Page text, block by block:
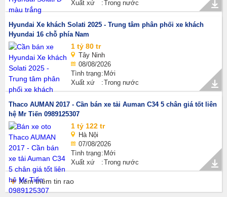
Xuất xứ
Trong nước
Hyundai Xe khách Solati 2025 - Trung tâm phân phối xe khách
Hyundai 16 chỗ phía Nam
1 tỷ 80 tr
Tây Ninh
08/08/2026
Tình trạng Mới
Xuất xứ
Trong nước
Thaco AUMAN 2017 - Cần bán xe tải Auman C34 5 chân giá tốt liên
hệ Mr Tiến 0989125307
1 tỷ 122 tr
Hà Nội
07/08/2026
Tình trạng Mới
Xuất xứ
Trong nước
Xem thêm tin rao